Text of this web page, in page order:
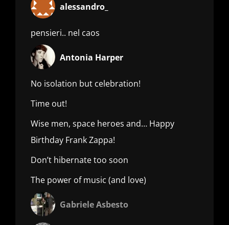
alessandro_
pensieri.. nel caos
Antonia Harper
No isolation but celebration!
Time out!
Wise men, space heroes and… Happy
Birthday Frank Zappa!
Don’t hibernate too soon
The power of music (and love)
Gabriele Asbesto